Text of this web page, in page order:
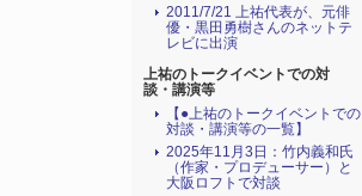
2011/7/21 上祐代表が、元俳
優・黒田勇樹さんのネットテ
レビに出演
上祐のトークイベントでの対
談・講演等
【●上祐のトークイベントでの
対談・講演等の一覧】
2025年11月3日：竹内義和氏
（作家・プロデューサー）と
大阪ロフトで対談